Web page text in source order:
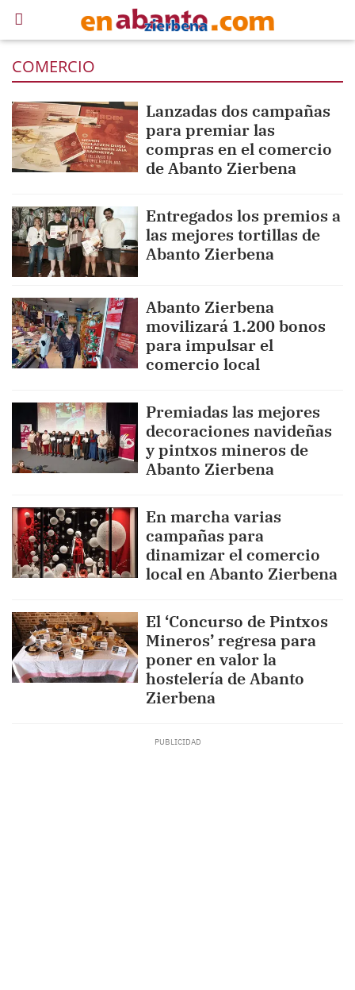
COMERCIO
Lanzadas dos campañas
para premiar las
compras en el comercio
de Abanto Zierbena
Entregados los premios a
las mejores tortillas de
Abanto Zierbena
Abanto Zierbena
movilizará 1.200 bonos
para impulsar el
comercio local
Premiadas las mejores
decoraciones navideñas
y pintxos mineros de
Abanto Zierbena
En marcha varias
campañas para
dinamizar el comercio
local en Abanto Zierbena
El ‘Concurso de Pintxos
Mineros’ regresa para
poner en valor la
hostelería de Abanto
Zierbena